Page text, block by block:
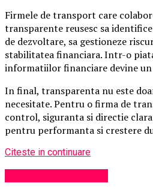
Firmele de transport care
transparente reusesc sa
de dezvoltare, sa gestioneze
stabilitatea financiara. Intr-o
informatiilor financiare devine
In final, transparenta nu este
necesitate. Pentru o firma de
control, siguranta si directie
pentru performanta si crestere
Citeste in continuare